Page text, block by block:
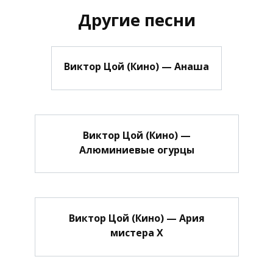
Другие песни
Виктор Цой (Кино) — Анаша
Виктор Цой (Кино) —
Алюминиевые огурцы
Виктор Цой (Кино) — Ария
мистера Х